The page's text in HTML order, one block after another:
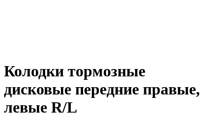
Колодки тормозные
дисковые передние правые,
левые R/L